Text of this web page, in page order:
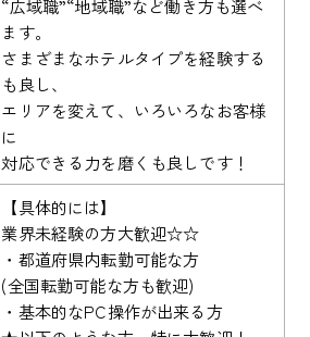
“広域職”“地域職”など働き方も選べ
ます。
さまざまなホテルタイプを経験する
も良し、
エリアを変えて、いろいろなお客様
に
対応できる力を磨くも良しです！
【具体的には】
業界未経験の方大歓迎☆☆
・都道府県内転勤可能な方
(全国転勤可能な方も歓迎)
・基本的なPC操作が出来る方